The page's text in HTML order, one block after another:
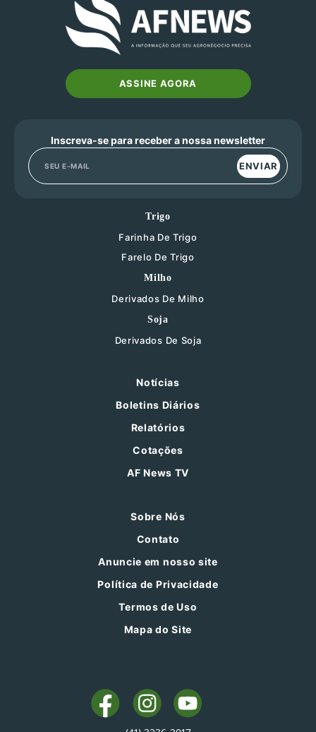
ASSINE AGORA
Inscreva-se para receber a nossa newsletter
ENVIAR
Trigo
Farinha De Trigo
Farelo De Trigo
Milho
Derivados De Milho
Soja
Derivados De Soja
Notícias
Boletins Diários
Relatórios
Cotações
AF News TV
Sobre Nós
Contato
Anuncie em nosso site
Política de Privacidade
Termos de Uso
Mapa do Site